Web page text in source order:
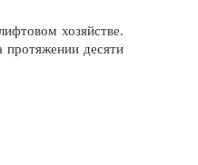
хозяйстве.
десяти